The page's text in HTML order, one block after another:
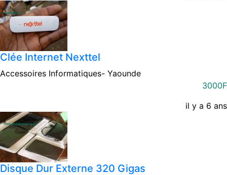
Clée Internet Nexttel
Accessoires Informatiques- Yaounde
3000F
il y a 6 ans
Disque Dur Externe 320 Gigas